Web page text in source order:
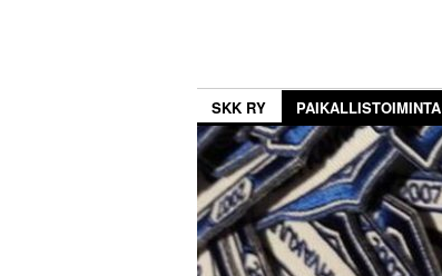
SKK RY PAIKALLISTOIMINTA